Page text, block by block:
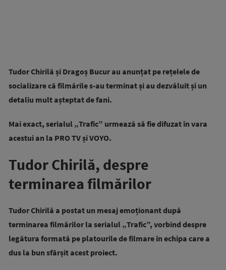
Tudor Chirilă și Dragoș Bucur au anunțat pe rețelele de
socializare că filmările s-au terminat și au dezvăluit și un
detaliu mult așteptat de fani.
Mai exact, serialul „Trafic” urmează să fie difuzat în vara
acestui an la PRO TV și VOYO.
Tudor Chirilă, despre
terminarea filmărilor
Tudor Chirilă a postat un mesaj emoționant după
terminarea filmărilor la serialul „Trafic”, vorbind despre
legătura formată pe platourile de filmare în echipa care a
dus la bun sfârșit acest proiect.